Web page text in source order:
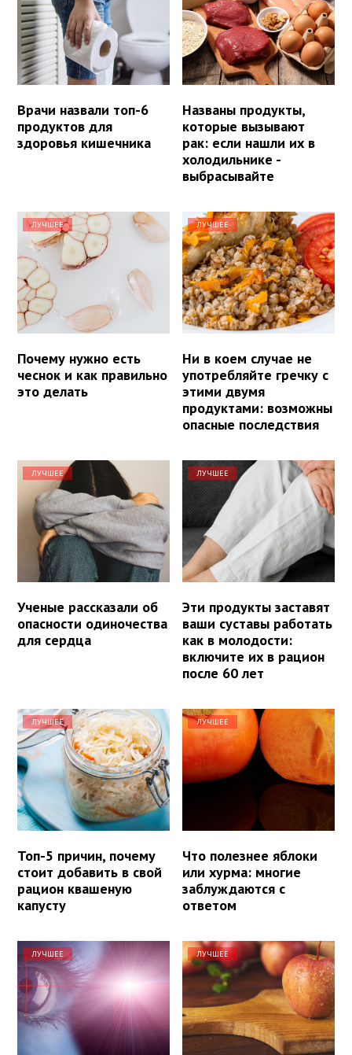
Врачи назвали топ-6
продуктов для
здоровья кишечника
Названы продукты,
которые вызывают
рак: если нашли их в
холодильнике -
выбрасывайте
ЛУЧШЕЕ
Почему нужно есть
чеснок и как правильно
это делать
ЛУЧШЕЕ
Ни в коем случае не
употребляйте гречку с
этими двумя
продуктами: возможны
опасные последствия
ЛУЧШЕЕ
Ученые рассказали об
опасности одиночества
для сердца
ЛУЧШЕЕ
Эти продукты заставят
ваши суставы работать
как в молодости:
включите их в рацион
после 60 лет
ЛУЧШЕЕ
Топ-5 причин, почему
стоит добавить в свой
рацион квашеную
капусту
ЛУЧШЕЕ
Что полезнее яблоки
или хурма: многие
заблуждаются с
ответом
ЛУЧШЕЕ ЛУЧШЕЕ